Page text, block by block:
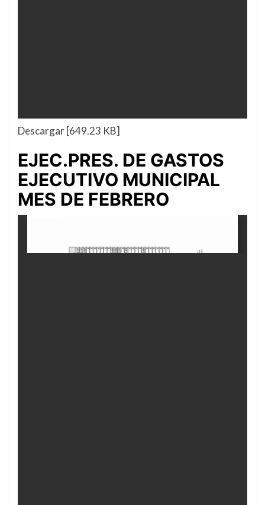
Descargar [649.23 KB]
EJEC.PRES. DE GASTOS
EJECUTIVO MUNICIPAL
MES DE FEBRERO